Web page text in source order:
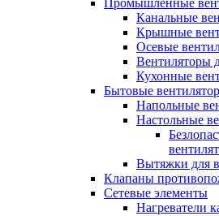
Канальные
Крышные
Осевые
Вентиляторы
Кухонные
Бытовые
Напольные
Настольные
Вытяжки для
Клапаны
Сетевые элементы
Нагреватели